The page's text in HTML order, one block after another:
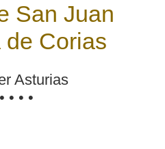
San Juan
de Corias
Asturias
• • •